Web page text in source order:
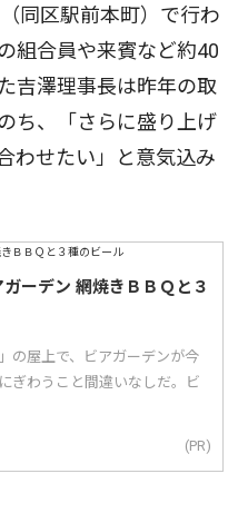
同区駅前本町）で行わ
組合員や来賓など約40
吉澤理事長は昨年の取
ち、「さらに盛り上げ
わせたい」と意気込み
ーデン 網焼きＢＢＱと３
の屋上で、ビアガーデンが今
ぎわうこと間違いなしだ。ビ
(PR)